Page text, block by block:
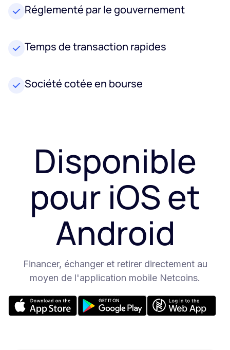
Réglementé par le gouvernement
Temps de transaction rapides
Société cotée en bourse
Disponible
pour iOS et
Android
Financer, échanger et retirer directement au
moyen de l'application mobile Netcoins.